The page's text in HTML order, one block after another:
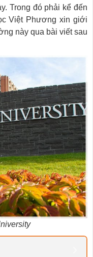
Trong đó phải kể đến
Việt Phương xin giới
này qua bài viết sau